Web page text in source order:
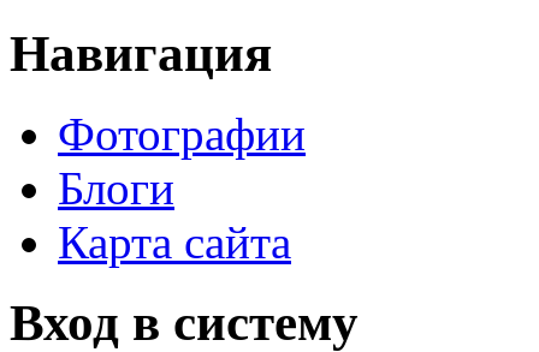
Навигация
Фотографии
Блоги
Карта сайта
Вход в систему